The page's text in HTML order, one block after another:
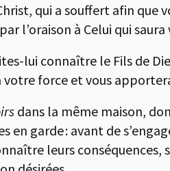
qui a souffert afin
l’oraison à Celui qui
lui connaître le Fils de
force et vous
dans la même maison,
en garde : avant de
leurs conséquences,